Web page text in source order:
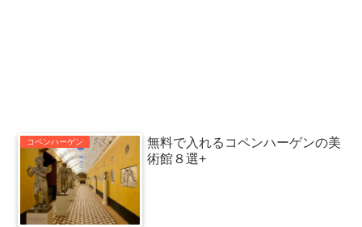
コペンハーゲン
無料で入れるコペンハーゲンの美
術館８選+